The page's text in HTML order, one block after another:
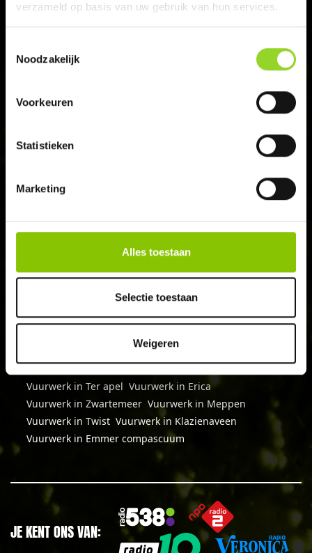
verzameld op basis van uw gebruik van hun services.
Noodzakelijk
Voorkeuren
Statistieken
Marketing
Alles toestaan
Selectie toestaan
Weigeren
Vuurwerk bestellen
Vuurwerkverbod?
Algemene voorwaarden
BLIJF OP DE HOOGTE
Schrijf je in voor onze nieuwsbrief en
aanbiedingen.
SCHRIJF JE IN
Vuurwerk in Barger compascuum
Vuurwerk in Emmen Vuurwerk in Klazienaveen
Vuurwerk in Ter apel Vuurwerk in Erica
Vuurwerk in Zwartemeer Vuurwerk in Meppen
Vuurwerk in Twist Vuurwerk in Klazienaveen
Vuurwerk in Emmer compascuum
JE KENT ONS VAN: